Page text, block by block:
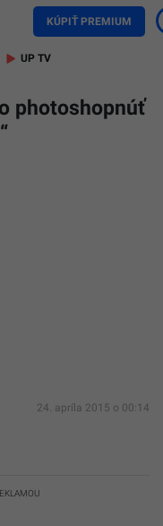
KÚPIŤ PREMIUM
UP TV
photoshopnúť
24. apríla 2015 o 00:14